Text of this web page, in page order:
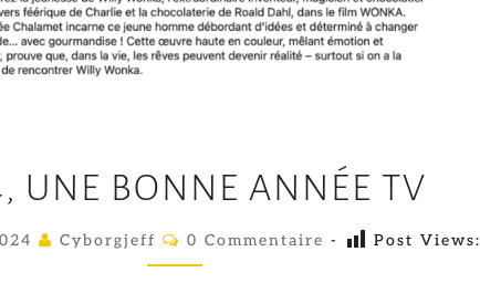
0
4
UNE BONNE ANNÉE TV
Cyborgjeff
C
M
0 Commentaire - Post Views: